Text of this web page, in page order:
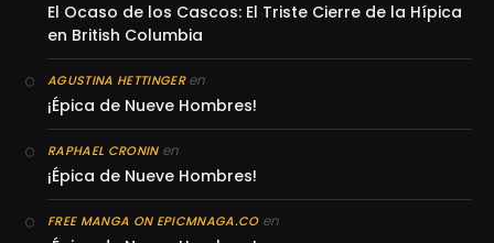
El Ocaso de los Cascos: El Triste Cierre de la Hípica
en British Columbia
AGUSTINA HETTINGERen
¡Épica de Nueve Hombres!
RAPHAEL CRONINen
¡Épica de Nueve Hombres!
FREE MANGA ON EPICMNAGA.COen